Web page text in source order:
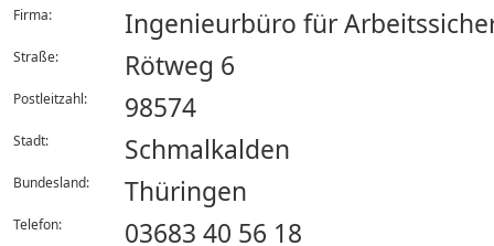
Firma: Ingenieurbüro für
Straße: Rötweg 6
Postleitzahl: 98574
Stadt: Schmalkalden
Bundesland: Thüringen
Telefon: 03683 40 56 18